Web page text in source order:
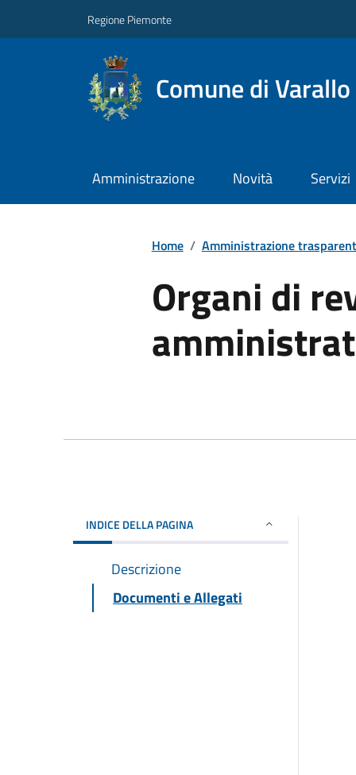
Regione Piemonte
Comune di Varallo
Amministrazione Novità Servizi
Home / Amministrazione
Organi di
INDICE DELLA PAGINA
Descrizione
Documenti e Allegati